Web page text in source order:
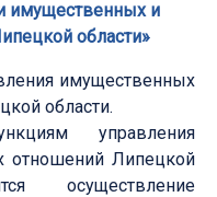
имущественных и
области»
имущественных
области.
управления
отношений Липецкой
осуществление